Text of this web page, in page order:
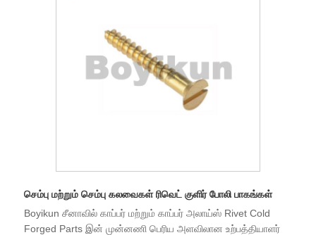
செம்பு மற்றும் செம்பு கலவைகள் ரிவெட் குளிர் போலி பாகங்கள்
Boyikun சீனாவில் காப்பர் மற்றும் காப்பர் அலாய்ஸ் Rivet Cold
Forged Parts இன் முன்னணி பெரிய அளவிலான உற்பத்தியாளர்